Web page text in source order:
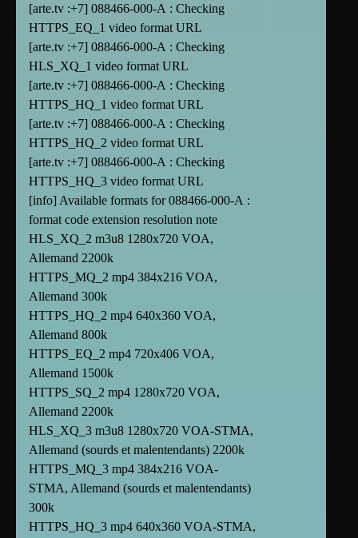
[arte.tv :+7] 088466-000-A : Checking
HTTPS_EQ_1 video format URL
[arte.tv :+7] 088466-000-A : Checking
HLS_XQ_1 video format URL
[arte.tv :+7] 088466-000-A : Checking
HTTPS_HQ_1 video format URL
[arte.tv :+7] 088466-000-A : Checking
HTTPS_HQ_2 video format URL
[arte.tv :+7] 088466-000-A : Checking
HTTPS_HQ_3 video format URL
[info] Available formats for 088466-000-A :
format code extension resolution note
HLS_XQ_2 m3u8 1280x720 VOA,
Allemand 2200k
HTTPS_MQ_2 mp4 384x216 VOA,
Allemand 300k
HTTPS_HQ_2 mp4 640x360 VOA,
Allemand 800k
HTTPS_EQ_2 mp4 720x406 VOA,
Allemand 1500k
HTTPS_SQ_2 mp4 1280x720 VOA,
Allemand 2200k
HLS_XQ_3 m3u8 1280x720 VOA-STMA,
Allemand (sourds et malentendants) 2200k
HTTPS_MQ_3 mp4 384x216 VOA-
STMA, Allemand (sourds et malentendants)
300k
HTTPS_HQ_3 mp4 640x360 VOA-STMA,